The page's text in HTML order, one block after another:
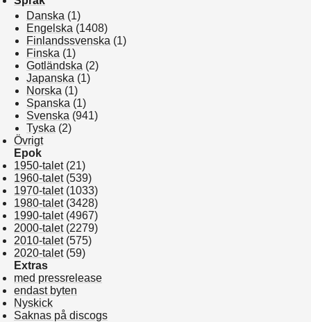
Danska (1)
Engelska (1408)
Finlandssvenska (1)
Finska (1)
Gotländska (2)
Japanska (1)
Norska (1)
Spanska (1)
Svenska (941)
Tyska (2)
Övrigt
Epok
1950-talet(21)
1960-talet(539)
1970-talet(1033)
1980-talet(3428)
1990-talet(4967)
2000-talet(2279)
2010-talet(575)
2020-talet(59)
Extras
med pressrelease
endast byten
Nyskick
Saknas på discogs